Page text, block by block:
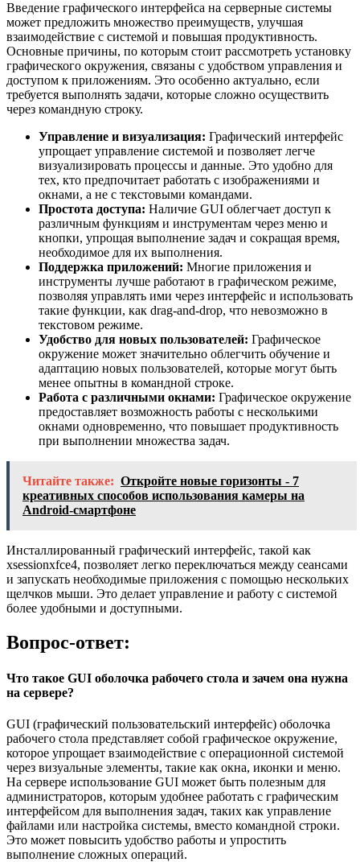
Введение графического интерфейса на серверные системы
может предложить множество преимуществ, улучшая
взаимодействие с системой и повышая продуктивность.
Основные причины, по которым стоит рассмотреть установку
графического окружения, связаны с удобством управления и
доступом к приложениям. Это особенно актуально, если
требуется выполнять задачи, которые сложно осуществить
через командную строку.
Управление и визуализация: Графический интерфейс
упрощает управление системой и позволяет легче
визуализировать процессы и данные. Это удобно для
тех, кто предпочитает работать с изображениями и
окнами, а не с текстовыми командами.
Простота доступа: Наличие GUI облегчает доступ к
различным функциям и инструментам через меню и
кнопки, упрощая выполнение задач и сокращая время,
необходимое для их выполнения.
Поддержка приложений: Многие приложения и
инструменты лучше работают в графическом режиме,
позволяя управлять ими через интерфейс и использовать
такие функции, как drag-and-drop, что невозможно в
текстовом режиме.
Удобство для новых пользователей: Графическое
окружение может значительно облегчить обучение и
адаптацию новых пользователей, которые могут быть
менее опытны в командной строке.
Работа с различными окнами: Графическое окружение
предоставляет возможность работы с несколькими
окнами одновременно, что повышает продуктивность
при выполнении множества задач.
Читайте также: Откройте новые горизонты - 7
креативных способов использования камеры на
Android-смартфоне
Инсталлированный графический интерфейс, такой как
xsessionxfce4, позволяет легко переключаться между сеансами
и запускать необходимые приложения с помощью нескольких
щелчков мыши. Это делает управление и работу с системой
более удобными и доступными.
Вопрос-ответ:
Что такое GUI оболочка рабочего стола и зачем она нужна
на сервере?
GUI (графический пользовательский интерфейс) оболочка
рабочего стола представляет собой графическое окружение,
которое упрощает взаимодействие с операционной системой
через визуальные элементы, такие как окна, иконки и меню.
На сервере использование GUI может быть полезным для
администраторов, которым удобнее работать с графическим
интерфейсом для выполнения задач, таких как управление
файлами или настройка системы, вместо командной строки.
Это может повысить удобство работы и упростить
выполнение сложных операций.